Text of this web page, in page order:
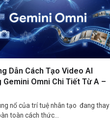
Dẫn Cách Tạo Video AI
Gemini Omni Chi Tiết Từ A –
nổ của trí tuệ nhân tạo đang thay
toàn cách thức…